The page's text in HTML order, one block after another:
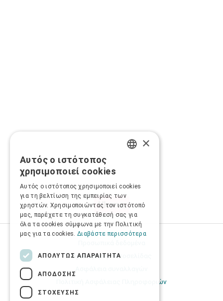
Όροι Χρήσης Ιστοσελίδας
Πολιτική Ασφάλειας Πληροφοριών
×
Αυτός ο ιστότοπος
χρησιμοποιεί cookies
Αυτός ο ιστότοπος χρησιμοποιεί cookies
για τη βελτίωση της εμπειρίας των
χρηστών. Χρησιμοποιώντας τον ιστότοπό
μας, παρέχετε τη συγκατάθεσή σας για
όλα τα cookies σύμφωνα με την Πολιτική
μας για τα cookies. Διαβάστε περισσότερα
ΑΠΟΛΎΤΩΣ ΑΠΑΡΑΊΤΗΤΑ
ΑΠΌΔΟΣΗΣ
ΣΤΌΧΕΥΣΗΣ